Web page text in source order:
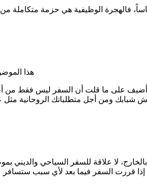
هذا
أضيف على ما قلت أن السفر ليس فقط
شبابك ومن أجل متطلباتك الروحانية
بالخارج، لا علاقة للسفر السياحي
قررت السفر فيما بعد لأي سبب